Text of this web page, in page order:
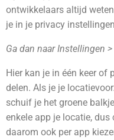
ontwikkelaars altijd
je in je privacy
Ga dan naar Instellingen
Hier kan je in één keer of
delen. Als je je
schuif je het groene
enkele app je locatie,
daarom ook per app